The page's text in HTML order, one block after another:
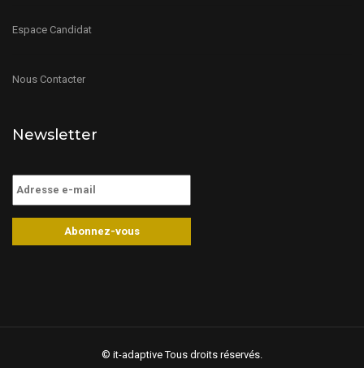
Espace Candidat
Nous Contacter
Newsletter
© it-adaptiveTous droits réservés.